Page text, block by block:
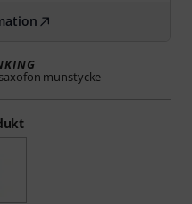
munstycke